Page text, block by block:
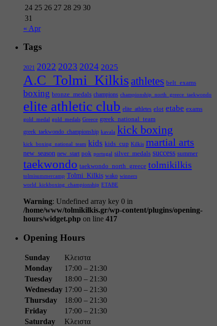
24 25 26 27 28 29 30
31
« Apr
Tags
2021 2022 2023 2024 2025
A.C_Tolmi_Kilkis athletes belt_exams
boxing bronze_medals champions championship_north_greece_taekwondo
elite athletic club elite_athletes elot etabe exams
gold_medal gold_medals Greece greek_national_team
greek_taekwondo_championship kavala kick boxing
kick_boxing_national_team kids kids_cup Kilkis martial arts
new_season new_start pok portugal silver_medals success summer
taekwondo taekwondo_north_greece tolmikilkis
tolmisummercamp Tolmi_Kilkis wako winners
world_kickboxing_championship ΕΤΑΒΕ
Warning: Undefined array key 0 in
/home/www/tolmikilkis.gr/wp-content/plugins/opening-
hours/widget.php on line 417
Opening Hours
Sunday
Κλειστα
Monday
17:00 – 21:30
Tuesday
18:00 – 21:30
Wednesday 17:00 – 21:30
Thursday
18:00 – 21:30
Friday
17:00 – 21:30
Saturday
Κλειστα